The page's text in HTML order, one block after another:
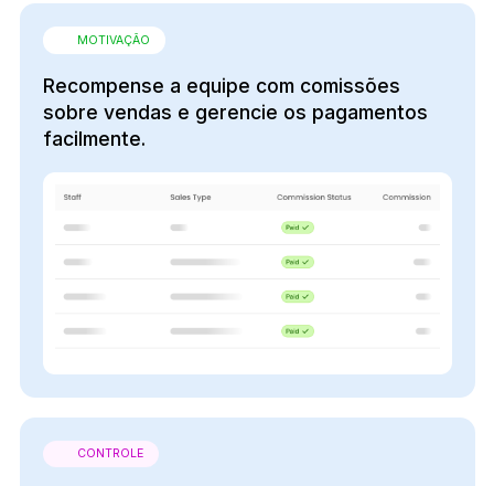
MOTIVAÇÃO
Recompense a equipe com comissões
sobre vendas e gerencie os pagamentos
facilmente.
CONTROLE